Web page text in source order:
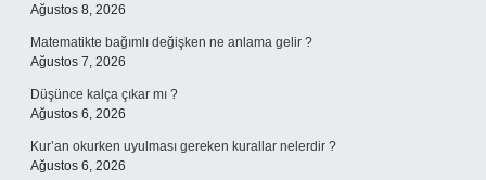
Ağustos 8, 2026
Matematikte bağımlı değişken ne anlama gelir ?
Ağustos 7, 2026
Düşünce kalça çıkar mı ?
Ağustos 6, 2026
Kur’an okurken uyulması gereken kurallar nelerdir ?
Ağustos 6, 2026